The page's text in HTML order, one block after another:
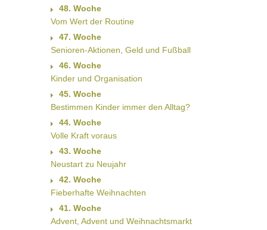
48. Woche
Vom Wert der Routine
47. Woche
Senioren-Aktionen, Geld und Fußball
46. Woche
Kinder und Organisation
45. Woche
Bestimmen Kinder immer den Alltag?
44. Woche
Volle Kraft voraus
43. Woche
Neustart zu Neujahr
42. Woche
Fieberhafte Weihnachten
41. Woche
Advent, Advent und Weihnachtsmarkt